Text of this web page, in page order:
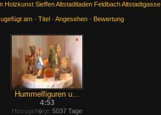
Holzkunst Sieffen Altstadtladen Feldbach Altstadtgasse
am - Titel - Angesehen - Bewertung
Hummelfiguren u...
4:53
Hinzugef�gt: 5037 Tage